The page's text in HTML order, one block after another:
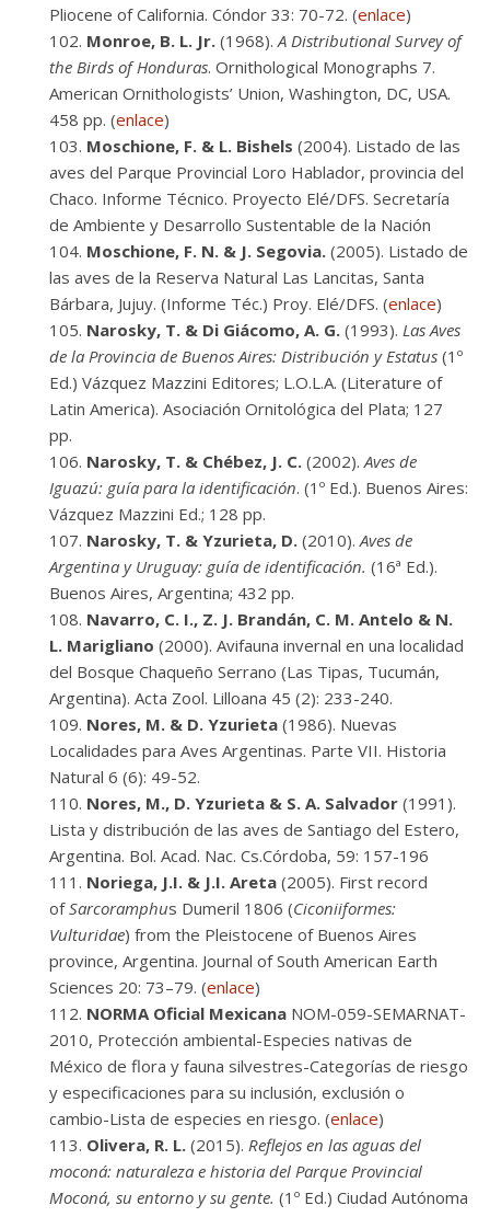
Pliocene of California. Cóndor 33: 70-72. (enlace)
Monroe, B. L. Jr. (1968).A Distributional Survey of
the Birds of Honduras. Ornithological Monographs 7.
American Ornithologists’ Union, Washington, DC, USA.
458 pp. (enlace)
Moschione, F. & L. Bishels (2004). Listado de las
aves del Parque Provincial Loro Hablador, provincia del
Chaco. Informe Técnico. Proyecto Elé/DFS. Secretaría
de Ambiente y Desarrollo Sustentable de la Nación
Moschione, F. N. & J. Segovia. (2005). Listado de
las aves de la Reserva Natural Las Lancitas, Santa
Bárbara, Jujuy. (Informe Téc.) Proy. Elé/DFS. (enlace)
Narosky, T. & Di Giácomo, A. G. (1993). Las Aves
de la Provincia de Buenos Aires: Distribución y Estatus (1º
Ed.) Vázquez Mazzini Editores; L.O.L.A. (Literature of
Latin America). Asociación Ornitológica del Plata; 127
pp.
Narosky, T. & Chébez, J. C. (2002).Aves de
Iguazú: guía para la identificación. (1º Ed.). Buenos Aires:
Vázquez Mazzini Ed.; 128 pp.
Narosky, T. & Yzurieta, D. (2010).Aves de
Argentina y Uruguay: guía de identificación. (16ª Ed.).
Buenos Aires, Argentina; 432 pp.
Navarro, C. I., Z. J. Brandán, C. M. Antelo & N.
L. Marigliano (2000). Avifauna invernal en una localidad
del Bosque Chaqueño Serrano (Las Tipas, Tucumán,
Argentina). Acta Zool. Lilloana 45 (2): 233-240.
Nores, M. & D. Yzurieta (1986). Nuevas
Localidades para Aves Argentinas. Parte VII. Historia
Natural 6 (6): 49-52.
Nores, M., D. Yzurieta & S. A. Salvador (1991).
Lista y distribución de las aves de Santiago del Estero,
Argentina. Bol. Acad. Nac. Cs.Córdoba, 59: 157-196
Noriega, J.I. & J.I. Areta (2005). First record
ofSarcoramphus Dumeril 1806 (Ciconiiformes:
Vulturidae) from the Pleistocene of Buenos Aires
province, Argentina. Journal of South American Earth
Sciences 20: 73–79. (enlace)
NORMA Oficial Mexicana NOM-059-SEMARNAT-
2010, Protección ambiental-Especies nativas de
México de flora y fauna silvestres-Categorías de riesgo
y especificaciones para su inclusión, exclusión o
cambio-Lista de especies en riesgo. (enlace)
Olivera, R. L. (2015). Reflejos en las aguas del
moconá: naturaleza e historia del Parque Provincial
Moconá, su entorno y su gente. (1º Ed.) Ciudad Autónoma